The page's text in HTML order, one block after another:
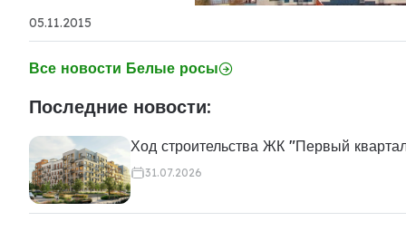
05.11.2015
Все новости Белые росы
Последние новости:
Ход строительства ЖК "Первый
31.07.2026